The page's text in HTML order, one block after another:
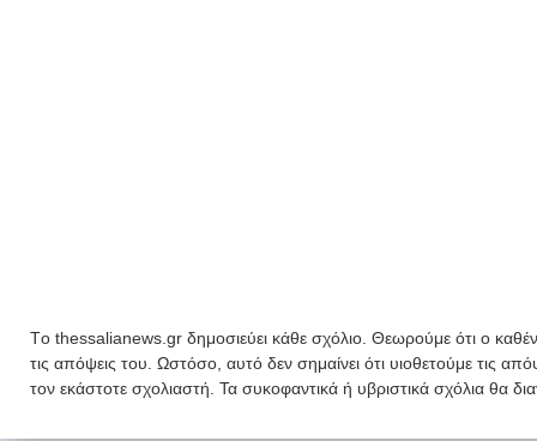
Tο thessalianews.gr δημοσιεύει κάθε σχόλιο. Θεωρούμε ότι ο
τις απόψεις του. Ωστόσο, αυτό δεν σημαίνει ότι υιοθετούμε τις
τον εκάστοτε σχολιαστή. Τα συκοφαντικά ή υβριστικά σχόλια θα